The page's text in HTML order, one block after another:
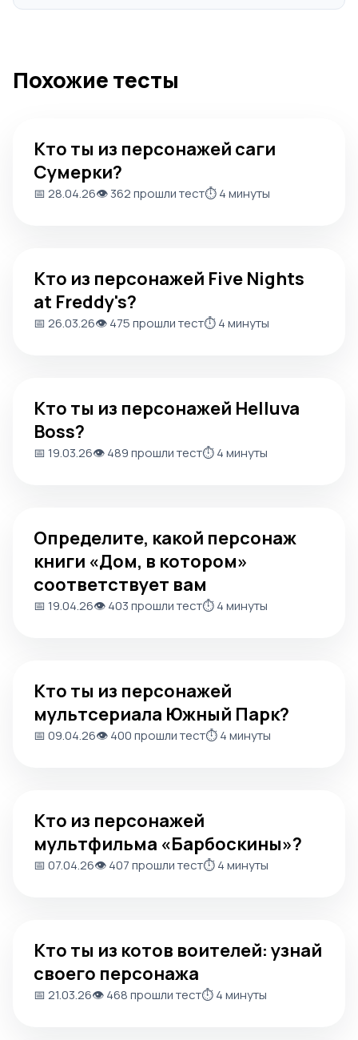
Похожие тесты
Кто ты из персонажей саги
Сумерки?
📅 28.04.26👁️ 362 прошли тест⏱️ 4 минуты
Кто из персонажей Five Nights
at Freddy's?
📅 26.03.26👁️ 475 прошли тест⏱️ 4 минуты
Кто ты из персонажей Helluva
Boss?
📅 19.03.26👁️ 489 прошли тест⏱️ 4 минуты
Определите, какой персонаж
книги «Дом, в котором»
соответствует вам
📅 19.04.26👁️ 403 прошли тест⏱️ 4 минуты
Кто ты из персонажей
мультсериала Южный Парк?
📅 09.04.26👁️ 400 прошли тест⏱️ 4 минуты
Кто из персонажей
мультфильма «Барбоскины»?
📅 07.04.26👁️ 407 прошли тест⏱️ 4 минуты
Кто ты из котов воителей: узнай
своего персонажа
📅 21.03.26👁️ 468 прошли тест⏱️ 4 минуты